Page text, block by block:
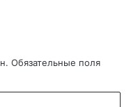
Обязательные поля